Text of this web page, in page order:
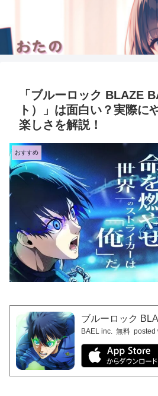
「ブルーロック BLAZE
ト）」は面白い？実際に
楽しさを解説！
おすすめ
ブルーロック
BAEL inc. 無料 posted